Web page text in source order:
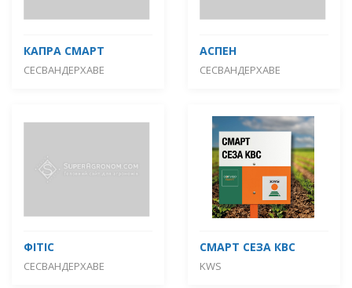
КАПРА СМАРТ
СЕСВАНДЕРХАВЕ
АСПЕН
СЕСВАНДЕРХАВЕ
ФІТІС
СЕСВАНДЕРХАВЕ
СМАРТ СЕЗА КВС
KWS